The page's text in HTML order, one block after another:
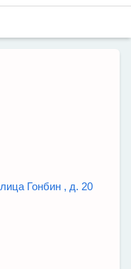
Гонбин , д. 20